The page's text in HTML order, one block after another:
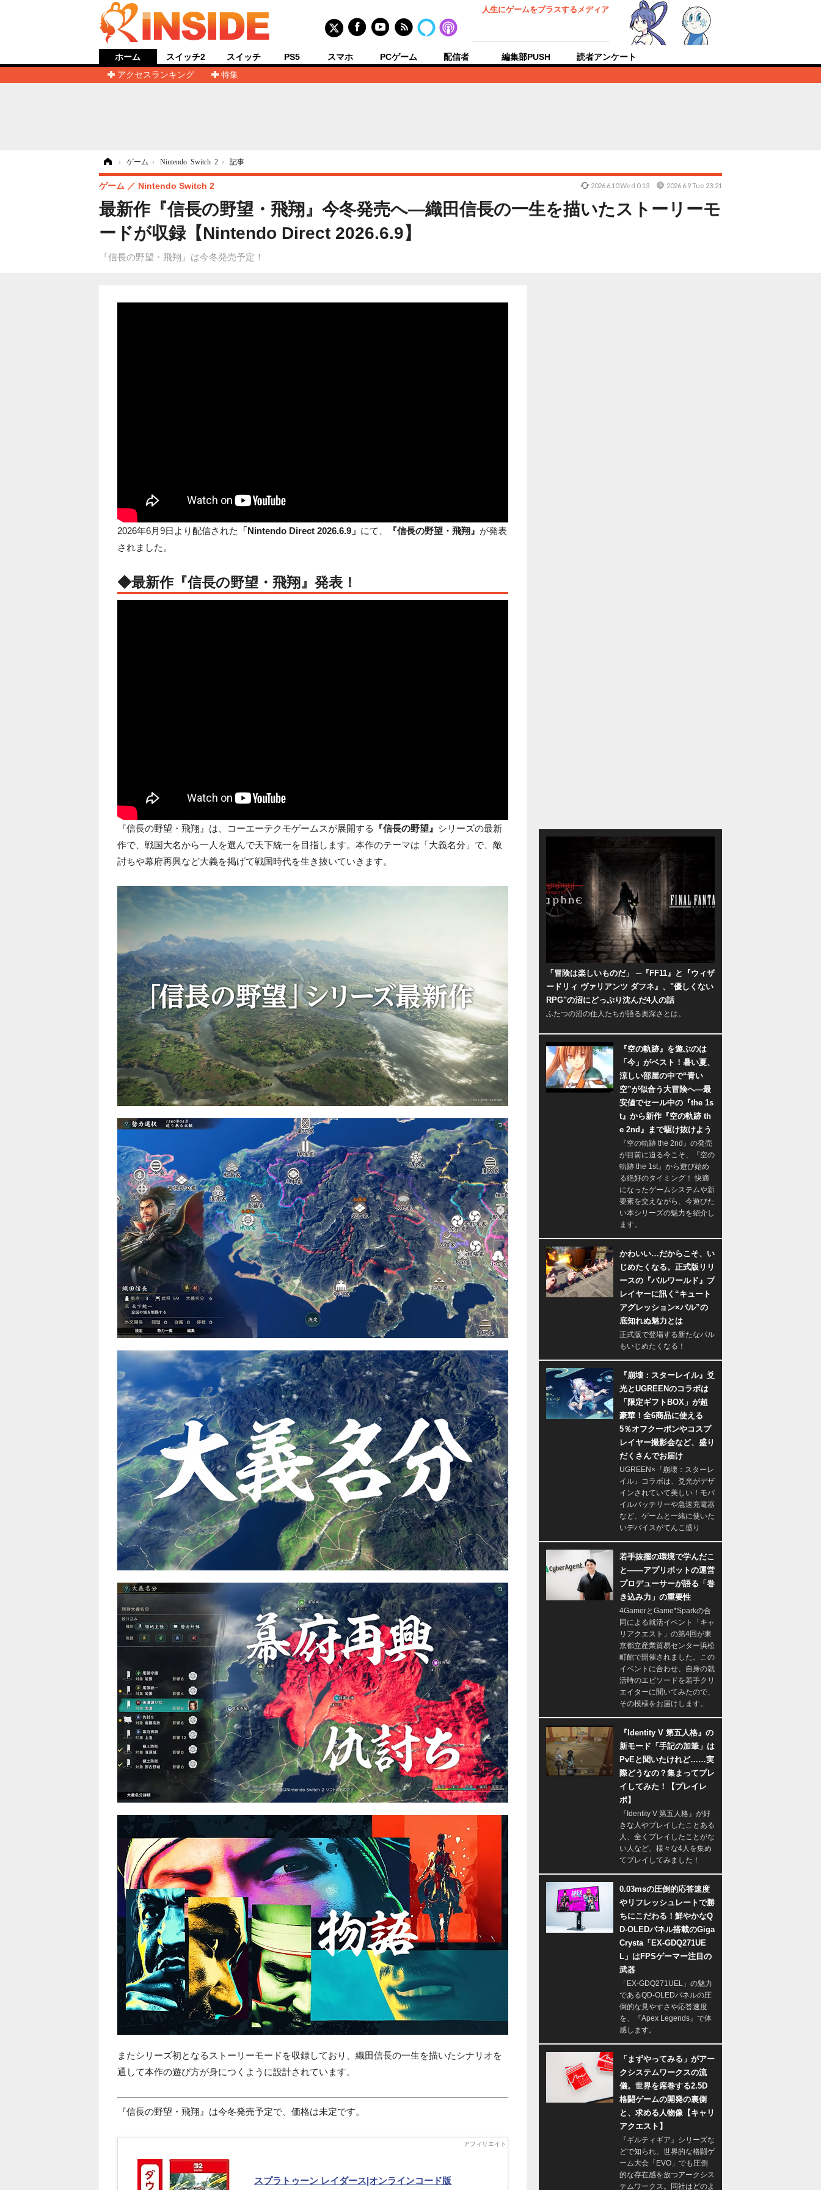
人生にゲームをプラスするメディア
ホーム
アクセスランキング
特集
スイッチ2 スイッチ PS5 スマホ PCゲーム 配信者 編集部PUSH 読者アンケート
› ゲーム › Nintendo Switch 2 › 記事
最新作『信長の野望・飛翔』今冬発売へ―織田信長の一生を描いたストーリーモ
ードが収録【Nintendo Direct 2026.6.9】
『信長の野望・飛翔』は今冬発売予定！
ゲーム Nintendo Switch 2 2026.6.10 Wed 0:13 2026.6.9 Tue 23:21
2026年6月9日より配信された 「Nintendo Direct 2026.6.9」 にて、 『信長の野望・飛翔』 が発表
されました。
◆最新作『信長の野望・飛翔』発表！
『信長の野望・飛翔』は、コーエーテクモゲームスが展開する 『信長の野望』 シリーズの最新
作で、戦国大名から一人を選んで天下統一を目指します。本作のテーマは「大義名分」で、敵
討ちや幕府再興など大義を掲げて戦国時代を生き抜いていきます。
またシリーズ初となるストーリーモードを収録しており、織田信長の一生を描いたシナリオを
通して本作の遊び方が身につくように設計されています。
『信長の野望・飛翔』は今冬発売予定で、価格は未定です。
スプラトゥーン レイダース|オンラインコード版
「冒険は楽しいものだ」 ─『FF11』と『ウィザ
ードリィ ヴァリアンツ ダフネ』、"優しくない
RPG"の沼にどっぷり沈んだ4人の話
ふたつの沼の住人たちが語る奥深さとは。
『空の軌跡』を遊ぶのは
「今」がベスト！暑い夏、
涼しい部屋の中で“青い
空”が似合う大冒険へ―最
安値でセール中の『the 1s
t』から新作『空の軌跡 th
e 2nd』まで駆け抜けよう
『空の軌跡 the 2nd』の発売
が目前に迫る今こそ、『空の
軌跡 the 1st』から遊び始め
る絶好のタイミング！ 快適
になったゲームシステムや新
要素を交えながら、今遊びた
い本シリーズの魅力を紹介し
ます。
かわいい…だからこそ、い
じめたくなる。正式版リリ
ースの『パルワールド』プ
レイヤーに訊く“キュート
アグレッション×パル”の
底知れぬ魅力とは
正式版で登場する新たなパル
もいじめたくなる！
『崩壊：スターレイル』爻
光とUGREENのコラボは
「限定ギフトBOX」が超
豪華！全6商品に使える
5％オフクーポンやコスプ
レイヤー撮影会など、盛り
だくさんでお届け
UGREEN×『崩壊：スターレ
イル』コラボは、爻光がデザ
インされていて美しい！モバ
イルバッテリーや急速充電器
など、ゲームと一緒に使いた
いデバイスがてんこ盛り
若手抜擢の環境で学んだこ
と――アプリボットの運営
プロデューサーが語る「巻
き込み力」の重要性
4GamerとGame*Sparkの合
同による就活イベント「キャ
リアクエスト」の第4回が東
京都立産業貿易センター浜松
町館で開催されました。この
イベントに合わせ、自身の就
活時のエピソードを若手クリ
エイターに聞いてみたので、
その模様をお届けします。
『Identity V 第五人格』の
新モード「手記の加筆」は
PvEと聞いたけれど……実
際どうなの？集まってプレ
イしてみた！【プレイレ
ポ】
『Identity V 第五人格』が好
きな人やプレイしたことある
人、全くプレイしたことがな
い人など、様々な4人を集め
てプレイしてみました！
0.03msの圧倒的応答速度
やリフレッシュレートで勝
ちにこだわる！鮮やかなQ
D-OLEDパネル搭載のGiga
Crysta「EX-GDQ271UE
L」はFPSゲーマー注目の
武器
「EX-GDQ271UEL」の魅力
であるQD-OLEDパネルの圧
倒的な見やすさや応答速度
を、『Apex Legends』で体
感します。
「まずやってみる」がアー
クシステムワークスの流
儀。世界を席巻する2.5D
格闘ゲームの開発の裏側
と、求める人物像【キャリ
アクエスト】
『ギルティギア』シリーズな
どで知られ、世界的な格闘ゲ
ーム大会「EVO」でも圧倒
的な存在感を放つアークシス
テムワークス。同社はどのよ